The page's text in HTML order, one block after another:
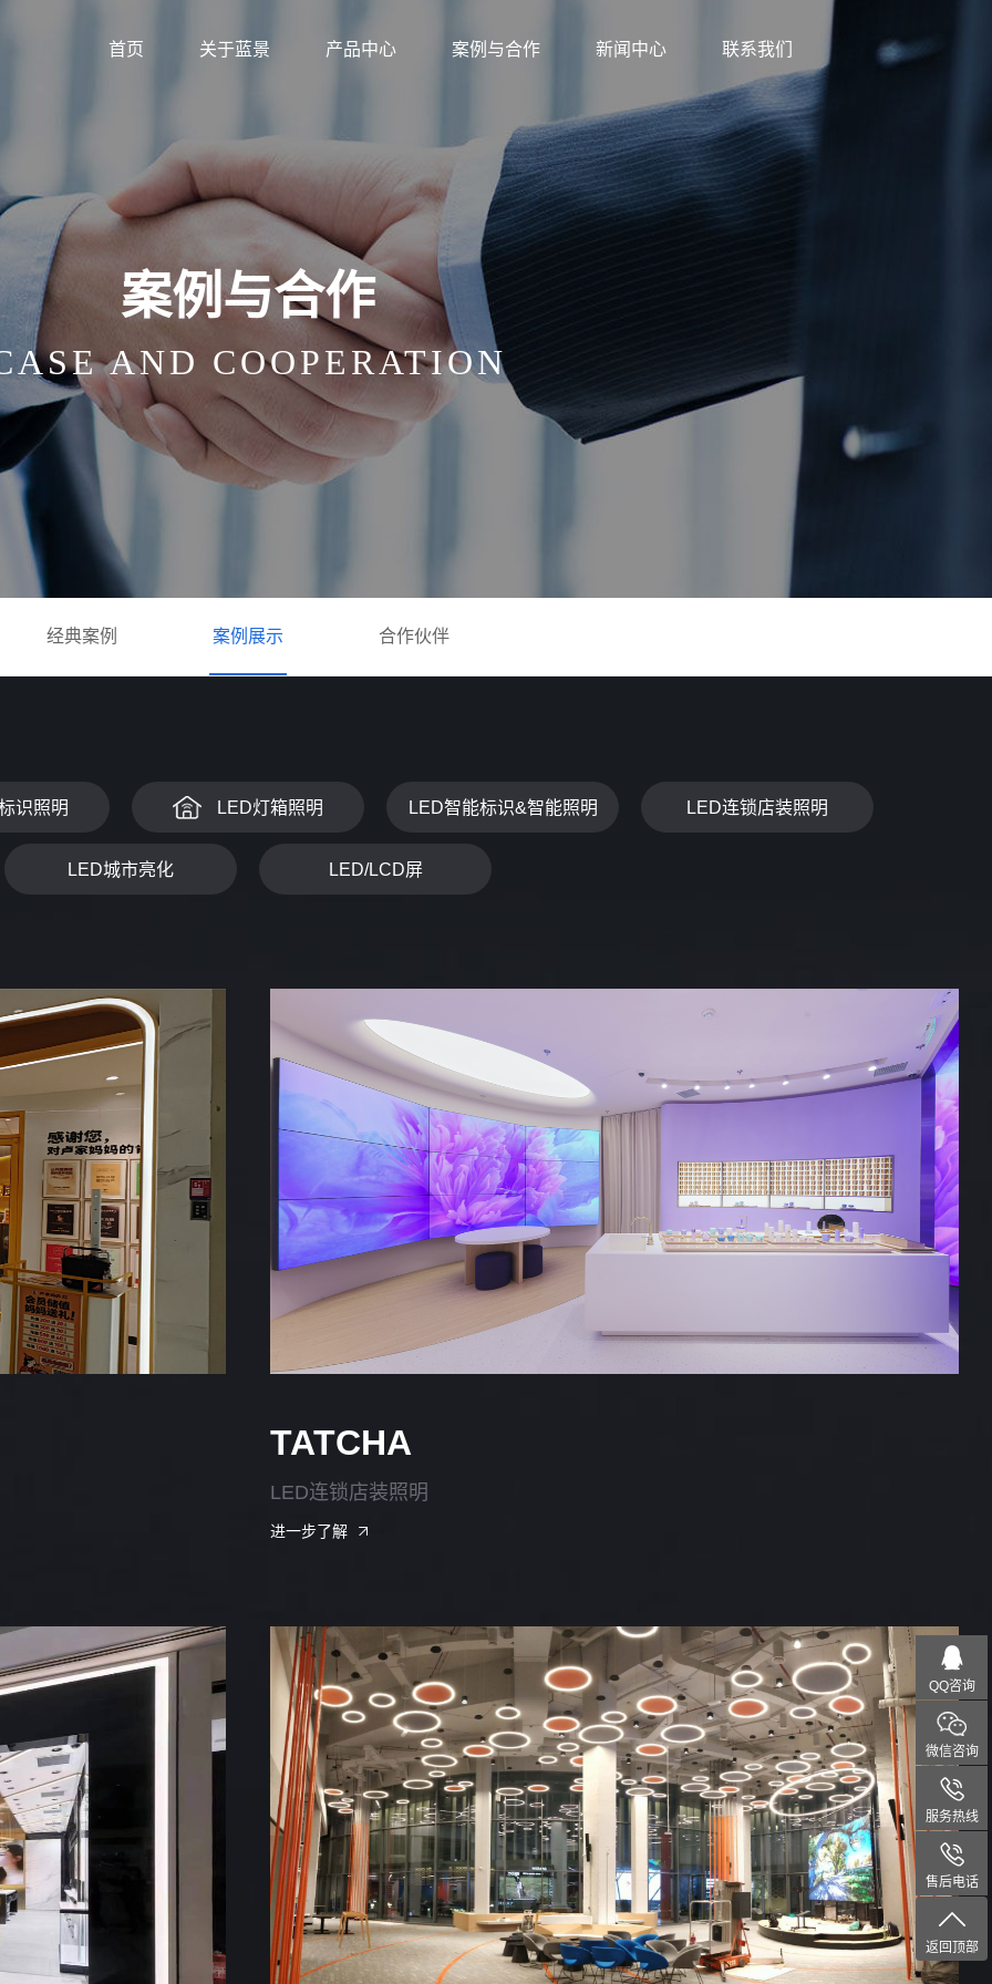
首页 关于蓝景 产品中心 案例与合作 新闻中心 联系我们
案例与合作
AND COOPERATION
经典案例 案例展示 合作伙伴
识照明 LED灯箱照明 LED智能标识&智能照明 LED连锁店装照明
LED城市亮化 LED/LCD屏
TATCHA
LED连锁店装照明
进一步了解
QQ咨询
微信咨询
服务热线
售后电话
返回顶部